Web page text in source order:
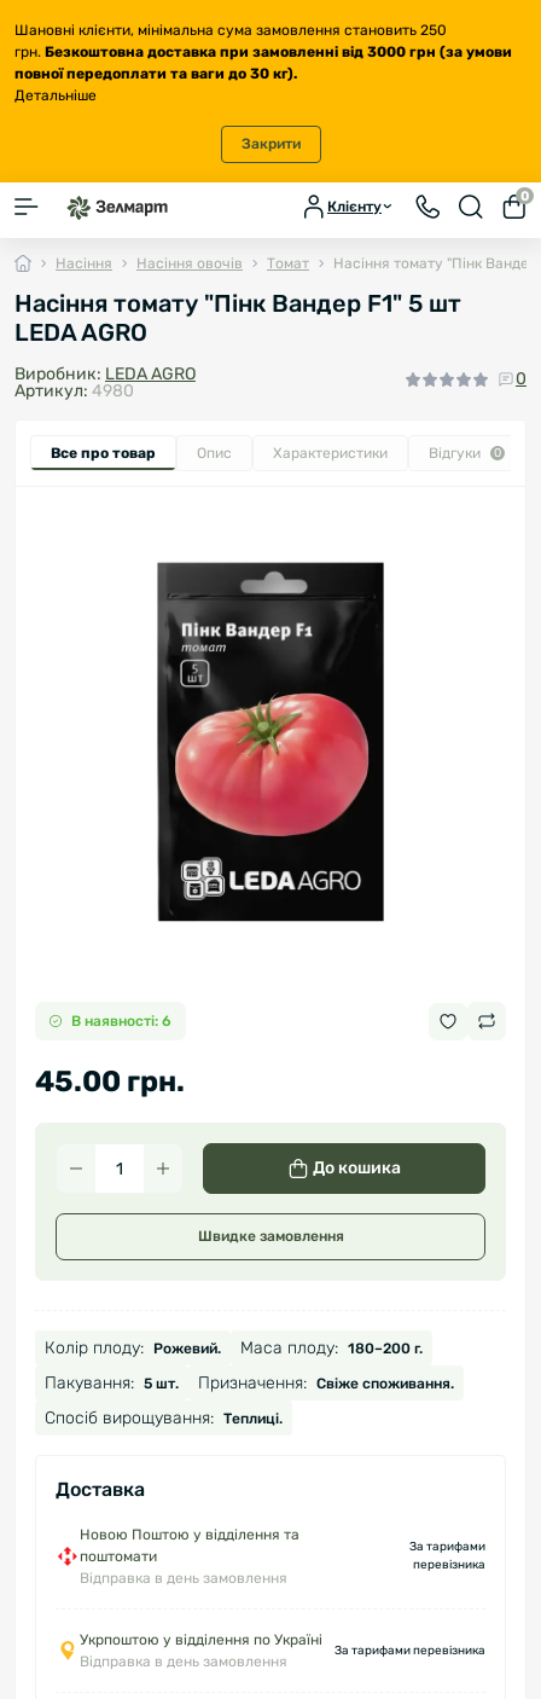
Шановні клієнти, мінімальна сума замовлення становить 250
грн. Безкоштовна доставка при замовленні від 3000 грн (за умови
повної передоплати та ваги до 30 кг).
Детальніше
Закрити
Клієнту
0
Насіння Насіння овочів Томат Насіння томату "Пінк Вандер
Насіння томату "Пінк Вандер F1" 5 шт
LEDA AGRO
Виробник: LEDA AGRO
Артикул: 4980
0
Все про товар Опис Характеристики Відгуки 0
В наявності: 6
45.00 грн.
До кошика
Швидке замовлення
Колір плоду: Рожевий. Маса плоду: 180–200 г.
Пакування: 5 шт. Призначення: Свіже споживання.
Спосіб вирощування: Теплиці.
Доставка
Новою Поштою у відділення та
поштомати
Відправка в день замовлення
За тарифами
перевізника
Укрпоштою у відділення по Україні
Відправка в день замовлення
За тарифами перевізника